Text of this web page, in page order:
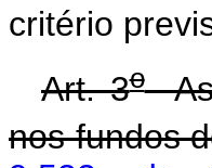
critério
Art. 3oAs
nos fundos